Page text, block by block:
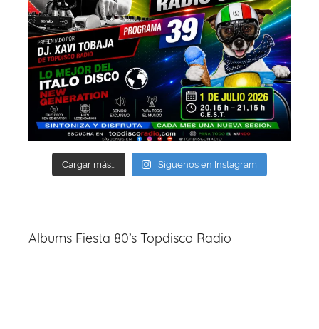
Cargar más... Síguenos en Instagram
Albums Fiesta 80’s Topdisco Radio